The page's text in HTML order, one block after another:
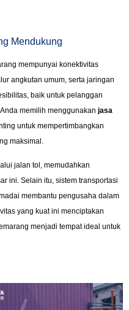
Mendukung
mempunyai konektivitas
angkutan umum, serta jaringan
baik untuk pelanggan
memilih menggunakan jasa
untuk mempertimbangkan
maksimal.
jalan tol, memudahkan
ini. Selain itu, sistem transportasi
membantu pengusaha dalam
yang kuat ini menciptakan
menjadi tempat ideal untuk